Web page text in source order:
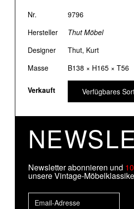
Nr.
9796
Hersteller
Thut Möbel
Designer
Thut, Kurt
Masse
B138 × H165 × T56
Verkauft Verfügbares
Newsletter abonnieren und
unsere Vintage-